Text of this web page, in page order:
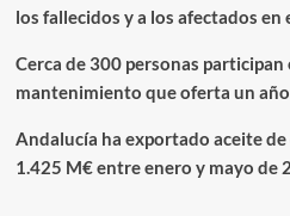
los fallecidos y a los afectados
Cerca de 300 personas participan
mantenimiento que oferta un
Andalucía ha exportado aceite
1.425 M€ entre enero y mayo de